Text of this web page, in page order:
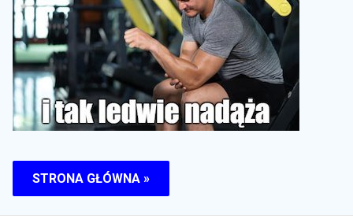
STRONA GŁÓWNA »